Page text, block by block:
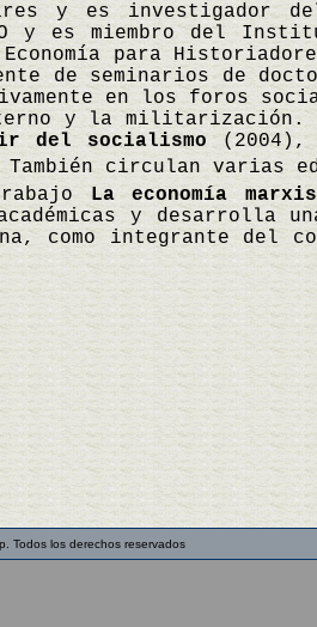
y es investigador
y es miembro del
Economía para
de seminarios de
en los foros
y la
del socialismo (2004),
También circulan varias
La economía
y desarrolla
como integrante del
Todos los derechos reservados